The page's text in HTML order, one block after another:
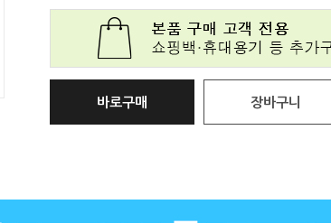
바로구매 장바구니